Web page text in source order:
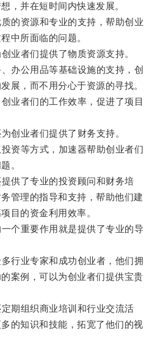
，并在短时间内快速发展。
资源和专业的支持，帮助创业
中所面临的问题。
者们提供了物质资源支持。
公用品等基础设施的支持，创
展，而不用分心于资源的寻找。
者们的工作效率，促进了项目
业者们提供了财务支持。
等方式，加速器帮助创业者们
。
了专业的投资顾问和财务培
管理的指导和支持，帮助他们建
目的资金利用效率。
重要作用就是提供了专业的导
业专家和成功创业者，他们拥
案例，可以为创业者们提供宝贵
组织商业培训和行业交流活
的知识和技能，拓宽了他们的视